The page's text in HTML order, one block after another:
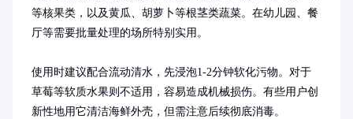
等核果类，以及黄瓜、胡萝卜等根茎类蔬菜。在幼儿园、餐
厅等需要批量处理的场所特别实用。
使用时建议配合流动清水，先浸泡1-2分钟软化污物。对于
草莓等软质水果则不适用，容易造成机械损伤。有些用户创
新性地用它清洁海鲜外壳，但需注意后续彻底消毒。